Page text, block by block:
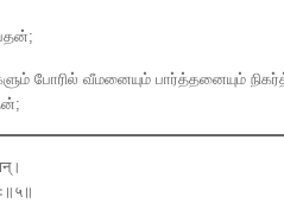
போரில் வீமனையும் பார்த்தனையும்